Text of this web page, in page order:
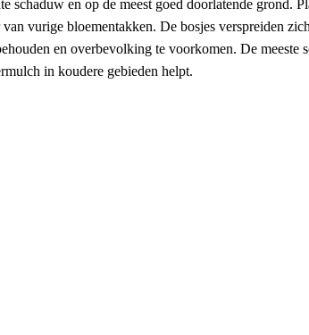
en op de meest goed doorlatende grond.
vurige bloementakken. De bosjes verspreiden zich
en overbevolking te voorkomen. De meeste
in koudere gebieden helpt.